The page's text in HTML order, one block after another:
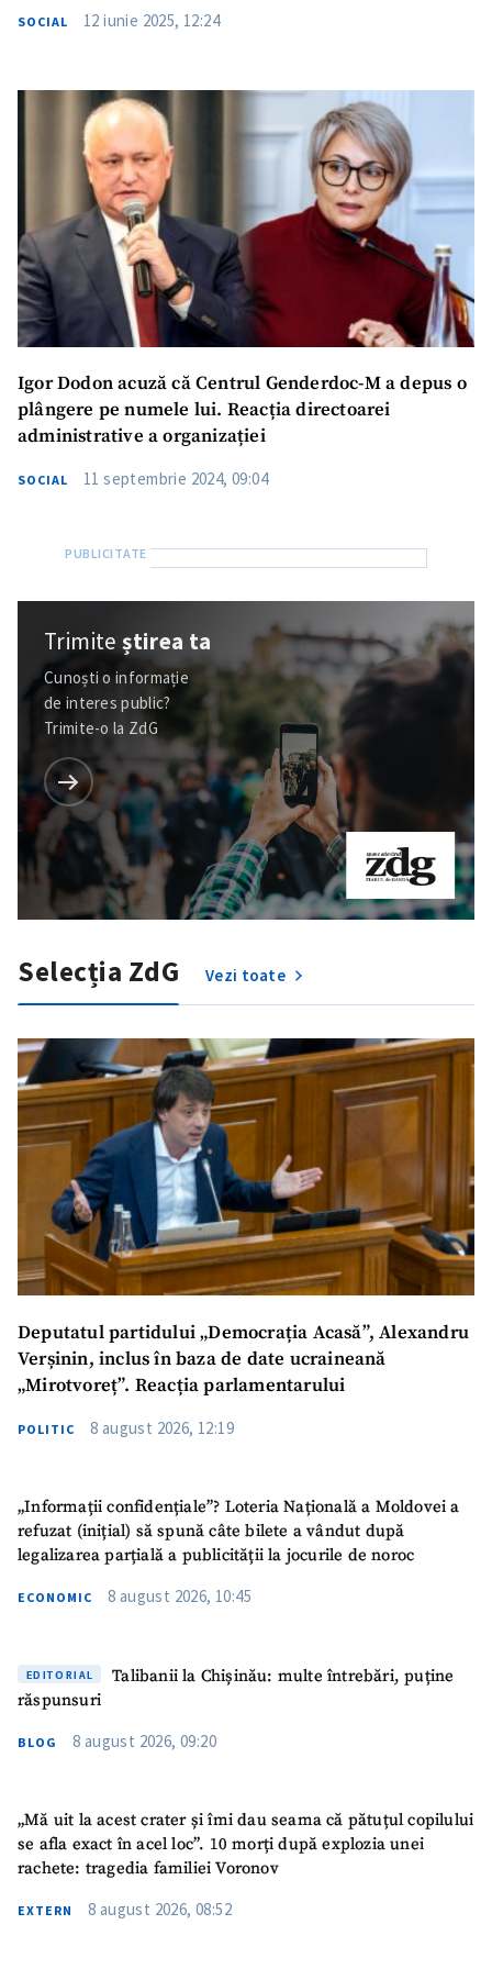
in English
на русском
SOCIAL 12 iunie 2025, 12:24
Igor Dodon acuză că Centrul Genderdoc-M a depus o
plângere pe numele lui. Reacția directoarei
administrative a organizației
SOCIAL 11 septembrie 2024, 09:04
Trimiteștirea ta
Cunoști o informație
de interes public?
Trimite-o la ZdG
Selecția ZdG Vezi toate
Deputatul partidului „Democrația Acasă”, Alexandru
Verșinin, inclus în baza de date ucraineană
„Mirotvoreț”. Reacția parlamentarului
POLITIC 8 august 2026, 12:19
„Informații confidențiale”? Loteria Națională a Moldovei a
refuzat (inițial) să spună câte bilete a vândut după
legalizarea parțială a publicității la jocurile de noroc
ECONOMIC 8 august 2026, 10:45
EDITORIAL
Talibanii la Chișinău: multe întrebări, puține
răspunsuri
BLOG 8 august 2026, 09:20
„Mă uit la acest crater și îmi dau seama că pătuțul copilului
se afla exact în acel loc”. 10 morți după explozia unei
rachete: tragedia familiei Voronov
EXTERN 8 august 2026, 08:52
ȘTIREA MEA
Mesajul știrei
+ Mesajul știrei